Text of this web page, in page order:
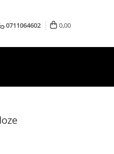
0711064602 0,00